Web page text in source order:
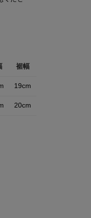
裾幅
19cm
20cm